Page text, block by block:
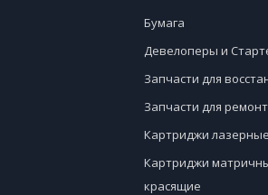
Бумага
Девелоперы и
Запчасти для
Запчасти для
Картриджи лазерные
Картриджи
красящие